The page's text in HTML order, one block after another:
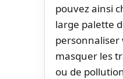
pouvez ainsi
large palette
masquer les
ou de